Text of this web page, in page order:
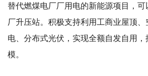
替代燃煤电厂厂用电的新能源项目，
厂升压站。积极支持利用工商业屋顶
电、分布式光伏，实现全额自发自用
模。